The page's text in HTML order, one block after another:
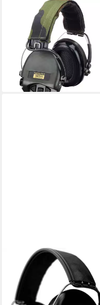
Kapselgehörschutz
Gehörschutz Supreme Pro-X
244,99 € UVP 298,00 €
-18%
lieferbar - in 2-3 Werktagen bei dir
SORDIN
Kapselgehörschutz Sordin
Supreme Pro-X aktiver Jagd-
Gehörschutz, Gel, schwarze